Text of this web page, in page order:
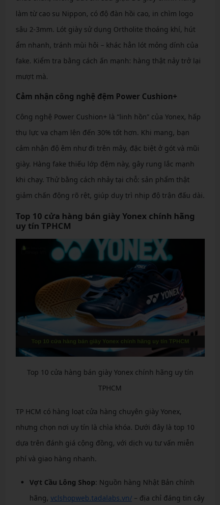
làm từ cao su Nippon, có độ đàn hồi cao, in chìm logo
sâu 2-3mm. Lót giày sử dụng Ortholite thoáng khí, hút
ẩm nhanh, tránh mùi hôi – khác hẳn lót mỏng dính của
fake. Kiểm tra bằng cách ấn mạnh: hàng thật nảy trở lại
mượt mà.
Cảm nhận công nghệ đệm Power Cushion+
Công nghệ Power Cushion+ là “linh hồn” của Yonex, hấp
thụ lực va chạm lên đến 30% tốt hơn. Khi mang, bạn
cảm nhận độ êm như đi trên mây, đặc biệt ở gót và mũi
giày. Hàng fake thiếu lớp đệm này, gây rung lắc mạnh
khi chạy. Thử bằng cách nhảy tại chỗ: sản phẩm thật
giảm chấn động rõ rệt, giúp duy trì nhịp độ trận đấu dài.
Top 10 cửa hàng bán giày Yonex chính hãng
uy tín TPHCM
Top 10 cửa hàng bán giày Yonex chính hãng uy tín
TPHCM
TP HCM có hàng loạt cửa hàng chuyên giày Yonex,
nhưng chọn nơi uy tín là chìa khóa. Dưới đây là top 10
dựa trên đánh giá cộng đồng, với dịch vụ tư vấn miễn
phí và giao hàng nhanh.
Vợt Cầu Lông Shop: Nguồn hàng Nhật Bản chính
hãng, vclshopweb.tadalabs.vn/– địa chỉ đáng tin cậy